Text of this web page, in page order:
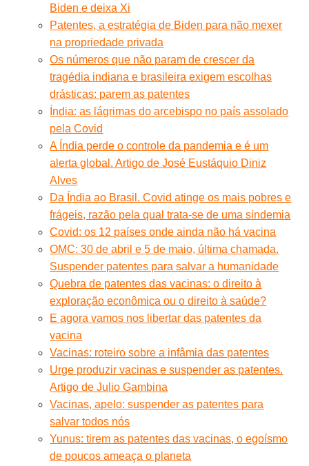
Biden e deixa Xi
Patentes, a estratégia de Biden para não mexer
na propriedade privada
Os números que não param de crescer da
tragédia indiana e brasileira exigem escolhas
drásticas: parem as patentes
Índia: as lágrimas do arcebispo no país assolado
pela Covid
A Índia perde o controle da pandemia e é um
alerta global. Artigo de José Eustáquio Diniz
Alves
Da Índia ao Brasil. Covid atinge os mais pobres e
frágeis, razão pela qual trata-se de uma sindemia
Covid: os 12 países onde ainda não há vacina
OMC: 30 de abril e 5 de maio, última chamada.
Suspender patentes para salvar a humanidade
Quebra de patentes das vacinas: o direito à
exploração econômica ou o direito à saúde?
E agora vamos nos libertar das patentes da
vacina
Vacinas: roteiro sobre a infâmia das patentes
Urge produzir vacinas e suspender as patentes.
Artigo de Julio Gambina
Vacinas, apelo: suspender as patentes para
salvar todos nós
Yunus: tirem as patentes das vacinas, o egoísmo
de poucos ameaça o planeta